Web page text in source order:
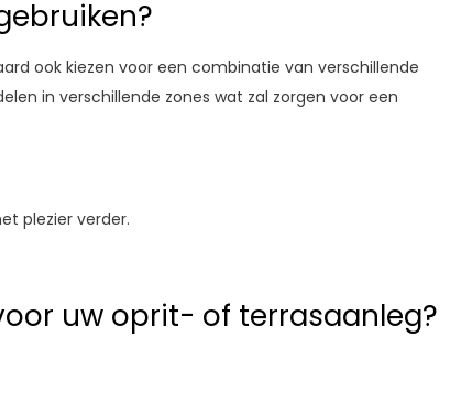
ook kiezen voor een combinatie van verschillende
in verschillende zones wat zal zorgen voor een
plezier verder.
uw oprit- of terrasaanleg?